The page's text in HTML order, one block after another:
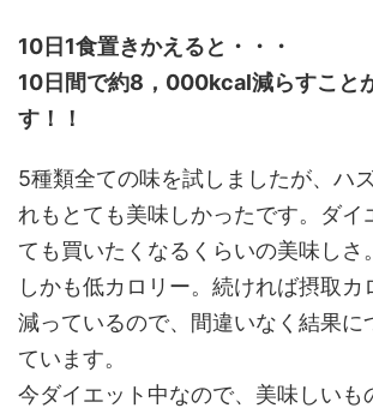
10日1食置きかえると・・・
10日間で約8，000kcal減らすこと
す！！
5種類全ての味を試しましたが、ハ
れもとても美味しかったです。ダイ
ても買いたくなるくらいの美味しさ。
しかも低カロリー。続ければ摂取カ
減っているので、間違いなく結果に
ています。
今ダイエット中なので、美味しいも